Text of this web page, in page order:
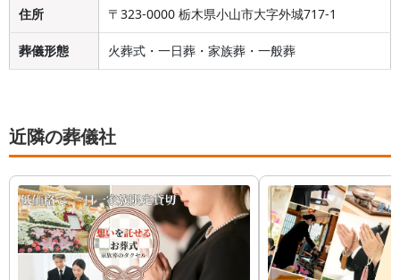
住所 〒323-0000 栃木県小山市大字外城717-1
葬儀形態 火葬式・一日葬・家族葬・一般葬
近隣の葬儀社